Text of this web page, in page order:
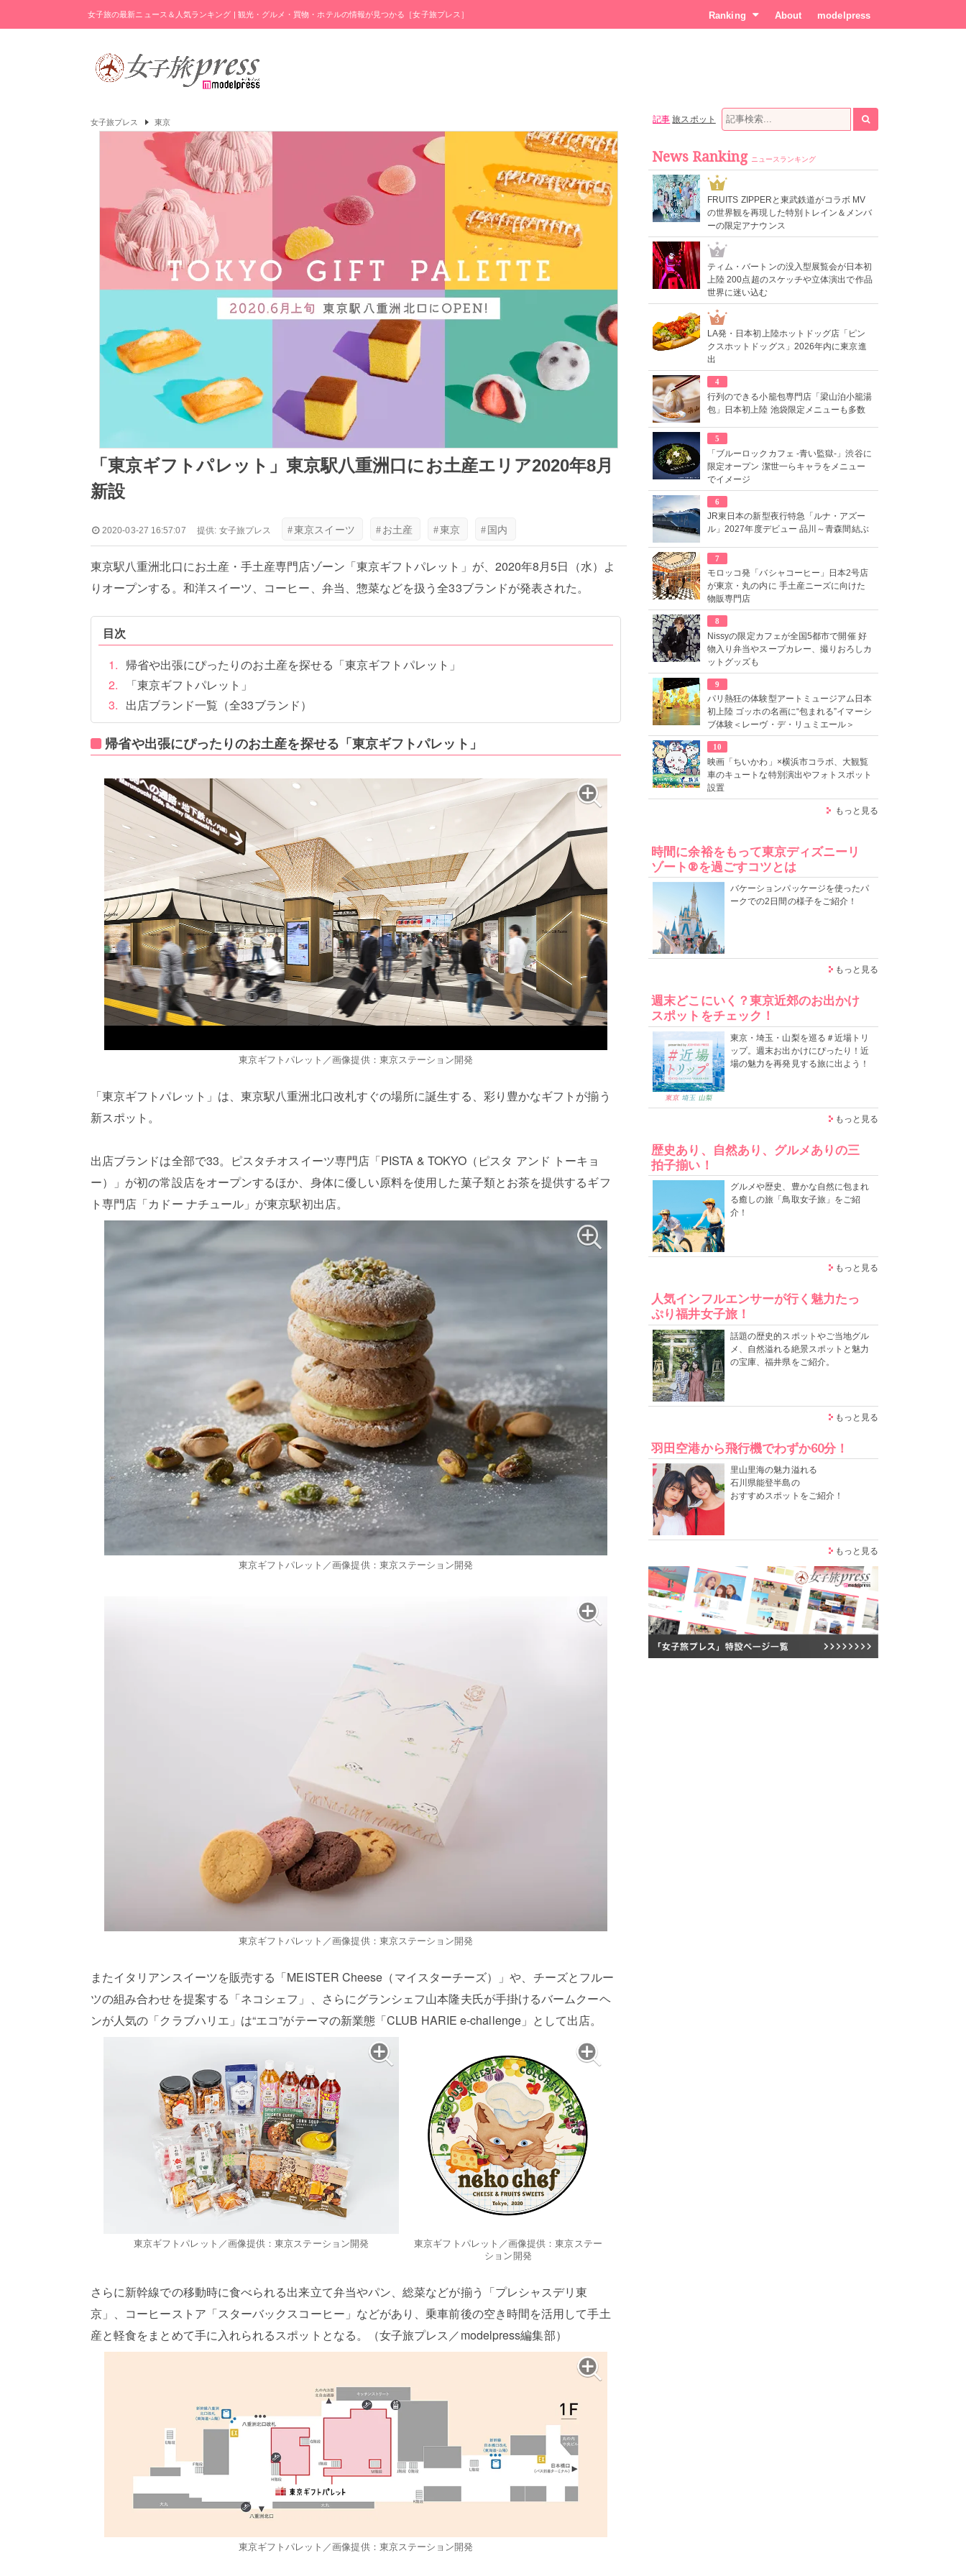
女子旅の最新ニュース＆人気ランキング | 観光・グルメ・買物・ホテルの情報が見つかる［女子旅プレス］ Ranking About modelpress
女子旅プレス 東京
「東京ギフトパレット」東京駅八重洲口にお土産エリア2020年8月
新設
2020-03-27 16:57:07 提供: 女子旅プレス #東京スイーツ # お土産 #東京 # 国内
東京駅八重洲北口にお土産・手土産専門店ゾーン「東京ギフトパレット」が、2020年8月5日（水）よ
りオープンする。和洋スイーツ、コーヒー、弁当、惣菜などを扱う全33ブランドが発表された。
目次
帰省や出張にぴったりのお土産を探せる「東京ギフトパレット」
「東京ギフトパレット」
出店ブランド一覧（全33ブランド）
帰省や出張にぴったりのお土産を探せる「東京ギフトパレット」
東京ギフトパレット／画像提供：東京ステーション開発
「東京ギフトパレット」は、東京駅八重洲北口改札すぐの場所に誕生する、彩り豊かなギフトが揃う
新スポット。
出店ブランドは全部で33。ピスタチオスイーツ専門店「PISTA & TOKYO（ピスタ アンド トーキョ
ー）」が初の常設店をオープンするほか、身体に優しい原料を使用した菓子類とお茶を提供するギフ
ト専門店「カドー ナチュール」が東京駅初出店。
東京ギフトパレット／画像提供：東京ステーション開発
東京ギフトパレット／画像提供：東京ステーション開発
またイタリアンスイーツを販売する「MEISTER Cheese（マイスターチーズ）」や、チーズとフルー
ツの組み合わせを提案する「ネコシェフ」、さらにグランシェフ山本隆夫氏が手掛けるバームクーヘ
ンが人気の「クラブハリエ」は“エコ”がテーマの新業態「CLUB HARIE e-challenge」として出店。
東京ギフトパレット／画像提供：東京ステーション開発
東京ギフトパレット／画像提供：東京ステー
ション開発
さらに新幹線での移動時に食べられる出来立て弁当やパン、総菜などが揃う「プレシャスデリ東
京」、コーヒーストア「スターバックスコーヒー」などがあり、乗車前後の空き時間を活用して手土
産と軽食をまとめて手に入れられるスポットとなる。（女子旅プレス／modelpress編集部）
東京ギフトパレット／画像提供：東京ステーション開発
記事 旅スポット
News Ranking ニュースランキング
1
FRUITS ZIPPERと東武鉄道がコラボ MV
の世界観を再現した特別トレイン＆メンバ
ーの限定アナウンス
2
ティム・バートンの没入型展覧会が日本初
上陸 200点超のスケッチや立体演出で作品
世界に迷い込む
3
LA発・日本初上陸ホットドッグ店「ピン
クスホットドッグス」2026年内に東京進
出
4
行列のできる小籠包専門店「梁山泊小籠湯
包」日本初上陸 池袋限定メニューも多数
5
「ブルーロックカフェ -青い監獄-」渋谷に
限定オープン 潔世一らキャラをメニュー
でイメージ
6
JR東日本の新型夜行特急「ルナ・アズー
ル」2027年度デビュー 品川～青森間結ぶ
7
モロッコ発「バシャコーヒー」日本2号店
が東京・丸の内に 手土産ニーズに向けた
物販専門店
8
Nissyの限定カフェが全国5都市で開催 好
物入り弁当やスープカレー、撮りおろしカ
ットグッズも
9
パリ熱狂の体験型アートミュージアム日本
初上陸 ゴッホの名画に“包まれる”イマーシ
ブ体験＜レーヴ・デ・リュミエール＞
10
映画「ちいかわ」×横浜市コラボ、大観覧
車のキュートな特別演出やフォトスポット
設置
もっと見る
時間に余裕をもって東京ディズニーリ
ゾート®を過ごすコツとは
バケーションパッケージを使ったパ
ークでの2日間の様子をご紹介！
もっと見る
週末どこにいく？東京近郊のお出かけ
スポットをチェック！
東京・埼玉・山梨を巡る＃近場トリ
ップ。週末お出かけにぴったり！近
場の魅力を再発見する旅に出よう！
もっと見る
歴史あり、自然あり、グルメありの三
拍子揃い！
グルメや歴史、豊かな自然に包まれ
る癒しの旅「鳥取女子旅」をご紹
介！
もっと見る
人気インフルエンサーが行く魅力たっ
ぷり福井女子旅！
話題の歴史的スポットやご当地グル
メ、自然溢れる絶景スポットと魅力
の宝庫、福井県をご紹介。
もっと見る
羽田空港から飛行機でわずか60分！
里山里海の魅力溢れる
石川県能登半島の
おすすめスポットをご紹介！
もっと見る